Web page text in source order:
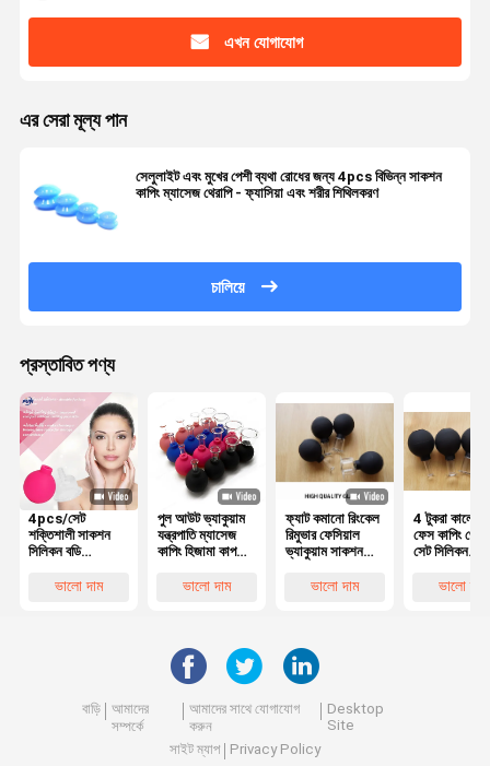
এখন যোগাযোগ
এর সেরা মূল্য পান
সেলুলাইট এবং মুখের পেশী ব্যথা রোধের জন্য 4pcs বিভিন্ন সাকশন
কাপিং ম্যাসেজ থেরাপি - ফ্যাসিয়া এবং শরীর শিথিলকরণ
চালিয়ে
প্রস্তাবিত পণ্য
4pcs/সেট
শক্তিশালী সাকশন
সিলিকন বডি
কাপিং কাপ এন্টি
ভালো দাম
পুল আউট ভ্যাকুয়াম
যন্ত্রপাতি ম্যাসেজ
কাপিং হিজামা কাপ
ভালো দাম
ফ্যাট কমানো রিংকেল
রিমুভার ফেসিয়াল
ভ্যাকুয়াম সাকশন
সেলুলাইটভালো দাম
4 টুকরা কালো
ফেস কাপিং
সেট সিলিকন
ম্যাসেজ কাপ এন্টি
ভালো দাম
বাড়ি
আমাদের
সম্পর্কে
আমাদের সাথে যোগাযোগ
করুন
Desktop
Site
সাইট ম্যাপ
Privacy Policy